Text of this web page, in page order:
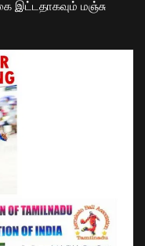
இட்டதாகவும் மஞ்சு